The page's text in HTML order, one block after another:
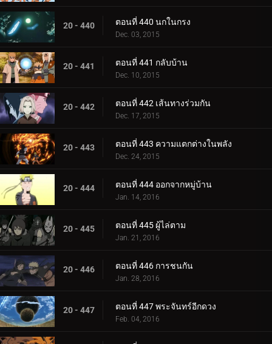
20 - 440 ตอนที่ 440 นกในกรง
Dec. 03, 2015
20 - 441 ตอนที่ 441 กลับบ้าน
Dec. 10, 2015
20 - 442 ตอนที่ 442 เส้นทางร่วมกัน
Dec. 17, 2015
20 - 443 ตอนที่ 443 ความแตกต่างในพลัง
Dec. 24, 2015
20 - 444 ตอนที่ 444 ออกจากหมู่บ้าน
Jan. 14, 2016
20 - 445 ตอนที่ 445 ผู้ไล่ตาม
Jan. 21, 2016
20 - 446 ตอนที่ 446 การชนกัน
Jan. 28, 2016
20 - 447 ตอนที่ 447 พระจันทร์อีกดวง
Feb. 04, 2016